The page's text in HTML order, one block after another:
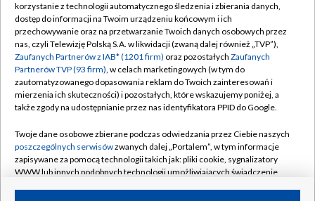
TVP
Abonament TVP
Emisja w TVP
Centrum informacji TVP
Naziemna Telewizja Cyfrowa
Rada Programowa
System NOS
Informacje o nadawcy
Regulamin TVP
Polityka prywatności
Moje zgody
Pomoc
Kontakt
Kanały
korzystanie z technologii automatycznego śledzenia i zbierania danych,
dostęp do informacji na Twoim urządzeniu końcowym i ich
przechowywanie oraz na przetwarzanie Twoich danych osobowych przez
nas, czyli Telewizję Polską S.A. w likwidacji (zwaną dalej również „TVP”),
Zaufanych Partnerów z IAB* (1201 firm) oraz pozostałych Zaufanych
Partnerów TVP (93 firm), w celach marketingowych (w tym do
zautomatyzowanego dopasowania reklam do Twoich zainteresowań i
mierzenia ich skuteczności) i pozostałych, które wskazujemy poniżej, a
także zgody na udostępnianie przez nas identyfikatora PPID do Google.
Twoje dane osobowe zbierane podczas odwiedzania przez Ciebie naszych
poszczególnych serwisówzwanych dalej „Portalem”, w tym informacje
zapisywane za pomocą technologii takich jak: pliki cookie, sygnalizatory
WWW lub innych podobnych technologii umożliwiających świadczenie